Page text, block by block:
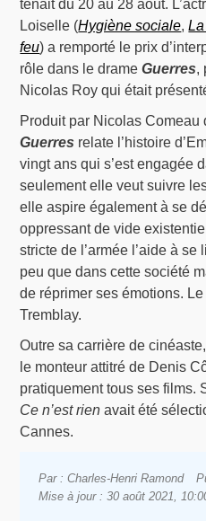
tenait du 20 au 28 août.
Loiselle (Hygiène sociale,
feu) a remporté le prix
rôle dans le drameGuerres,
Nicolas Roy qui était
Produit par Nicolas Comeau
Guerres relate l’histoire
vingt ans qui s’est engagée
seulement elle veut suivre
elle aspire également à se
oppressant de vide
stricte de l’armée l’aide à
peu que dans cette société
de réprimer ses émotions.
Tremblay.
Outre sa carrière de
le monteur attitré de Denis
pratiquement tous ses films.
Ce n’est rien avait été
Cannes.
Par : Charles-Henri Ramond
Mise à jour : 30 août 2021,